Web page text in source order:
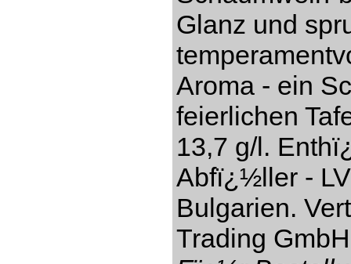
Glanz und
Aroma - ein
feierlichen
13,7 g/l.
Abfï¿½ller -
Bulgarien.
Trading